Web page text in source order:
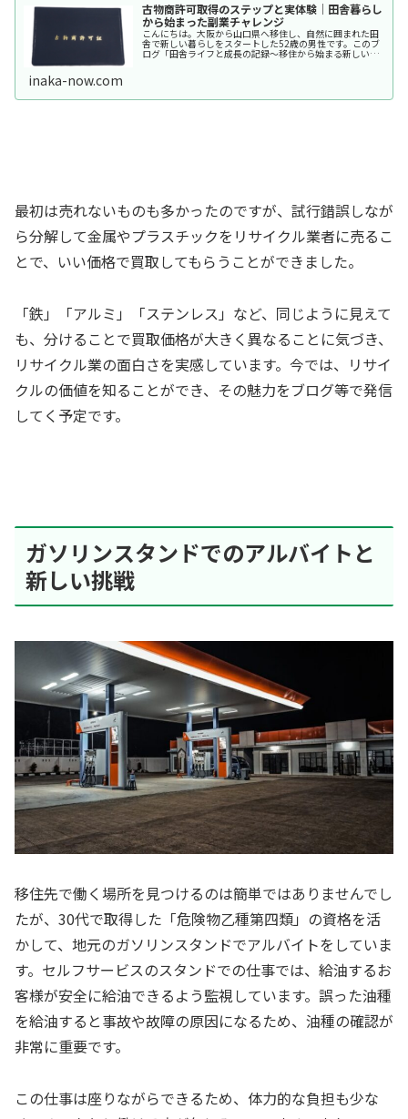
古物商許可取得のステップと実体験｜田舎暮らし
から始まった副業チャレンジ
こんにちは。大阪から山口県へ移住し、自然に囲まれた田
舎で新しい暮らしをスタートした52歳の男性です。このブ
ログ「田舎ライフと成長の記録～移住から始まる新しい道
inaka-now.com
最初は売れないものも多かったのですが、試行錯誤しなが
ら分解して金属やプラスチックをリサイクル業者に売るこ
とで、いい価格で買取してもらうことができました。
「鉄」「アルミ」「ステンレス」など、同じように見えて
も、分けることで買取価格が大きく異なることに気づき、
リサイクル業の面白さを実感しています。今では、リサイ
クルの価値を知ることができ、その魅力をブログ等で発信
してく予定です。
ガソリンスタンドでのアルバイトと
新しい挑戦
移住先で働く場所を見つけるのは簡単ではありませんでし
たが、30代で取得した「危険物乙種第四類」の資格を活
かして、地元のガソリンスタンドでアルバイトをしていま
す。セルフサービスのスタンドでの仕事では、給油するお
客様が安全に給油できるよう監視しています。誤った油種
を給油すると事故や故障の原因になるため、油種の確認が
非常に重要です。
この仕事は座りながらできるため、体力的な負担も少な